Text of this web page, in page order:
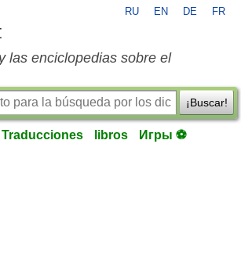
RU EN DE FR
las enciclopedias sobre el
¡Buscar!
Traducciones libros Игры ⚽